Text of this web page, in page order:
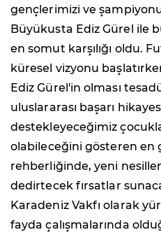
gençlerimizi ve
Büyükusta Ediz Gürel ile
en somut karşılığı oldu.
küresel vizyonu
Ediz Gürel'in olması
uluslararası başarı
destekleyeceğimiz
olabileceğini gösteren en
rehberliğinde, yeni
dedirtecek fırsatlar
Karadeniz Vakfı olarak
fayda çalışmalarında